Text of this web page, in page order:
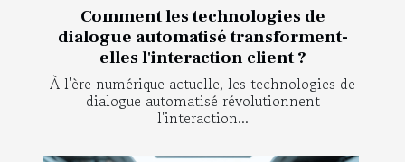
Comment les technologies de
dialogue automatisé transforment-
elles l'interaction client ?
À l'ère numérique actuelle, les technologies de
dialogue automatisé révolutionnent
l'interaction...